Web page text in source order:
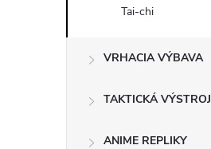
Tai-chi
VRHACIA VÝBAVA
TAKTICKÁ VÝSTROJ
ANIME REPLIKY